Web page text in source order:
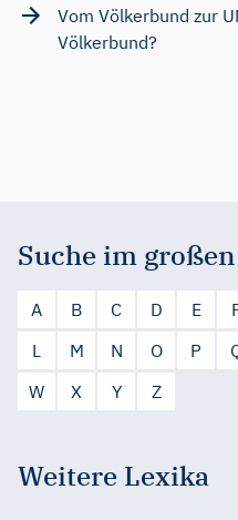
Vom Völkerbund zur
Völkerbund?
Suche im
A B C D E
L
M N O P
W
X Y Z
Weitere Lexika